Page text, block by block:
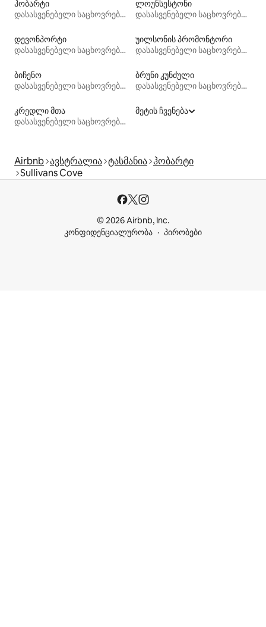
ჰობარტი
დასასვენებელი საცხოვრებლები
ლოუნსესტონი
დასასვენებელი საცხოვრებლები
დევონპორტი
დასასვენებელი საცხოვრებლები
უილსონის პრომონტორი
დასასვენებელი საცხოვრებლები
ბიჩენო
დასასვენებელი საცხოვრებლები
ბრუნი კუნძული
დასასვენებელი საცხოვრებლები
კრედლი მთა
დასასვენებელი საცხოვრებლები
მეტის ჩვენება
Airbnb ავსტრალია ტასმანია ჰობარტი
Sullivans Cove
© 2026 Airbnb, Inc.
კონფიდენციალურობა
პირობები